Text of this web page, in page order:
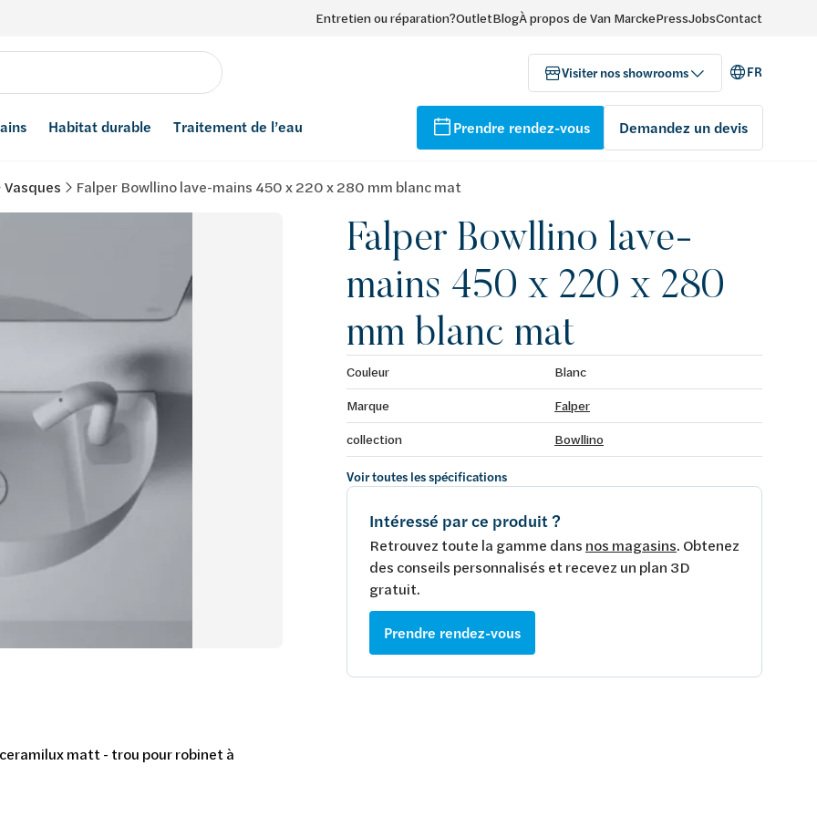
Entretien ou réparation?OutletBlogÀ propos de Van MarckePressJobsContact
Visiter nos showrooms FR
Habitat durable Traitement de l’eau Prendre rendez-vous Demandez un devis
Vasques Falper Bowllino lave-mains 450 x 220 x 280 mm blanc mat
Falper Bowllino lave-
mains 450 x 220 x 280
mm blanc mat
Couleur
Blanc
Marque
Falper
collection
Bowllino
Voir toutes les spécifications
Intéressé par ce produit ?
Retrouvez toute la gamme dans nos magasins. Obtenez
des conseils personnalisés et recevez un plan 3D
gratuit.
Prendre rendez-vous
matt - trou pour robinet à